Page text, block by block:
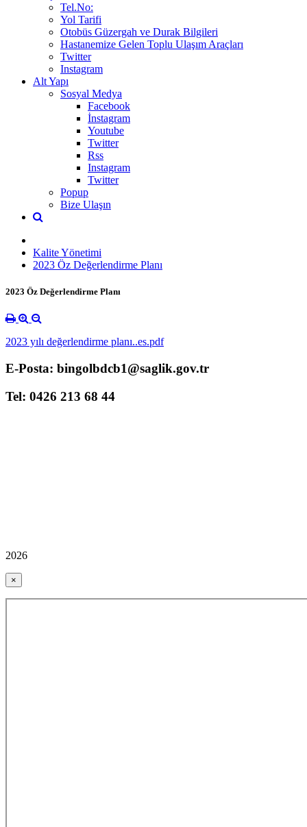
Tel.No:
Yol Tarifi
Otobüs Güzergah ve Durak Bilgileri
Hastanemize Gelen Toplu Ulaşım Araçları
Twitter
Instagram
Alt Yapı
Sosyal Medya
Facebook
İnstagram
Youtube
Twitter
Rss
Instagram
Twitter
Popup
Bize Ulaşın
Kalite Yönetimi
2023 Öz Değerlendirme Planı
2023 Öz Değerlendirme Planı
2023 yılı değerlendirme planı..es.pdf
E-Posta: bingolbdcb1@saglik.gov.tr
Tel: 0426 213 68 44
2026
×